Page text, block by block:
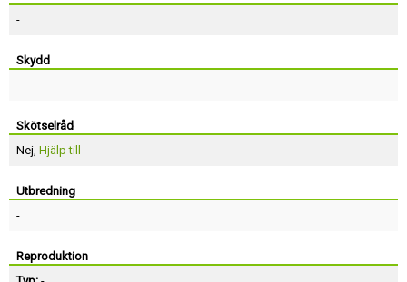
-
Skydd
Skötselråd
Nej, Hjälp till
Utbredning
-
Reproduktion